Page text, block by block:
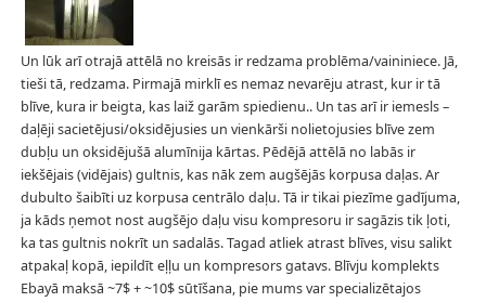
Un lūk arī otrajā attēlā no kreisās ir redzama problēma/vaininiece. Jā,
tieši tā, redzama. Pirmajā mirklī es nemaz nevarēju atrast, kur ir tā
blīve, kura ir beigta, kas laiž garām spiedienu.. Un tas arī ir iemesls –
daļēji sacietējusi/oksidējusies un vienkārši nolietojusies blīve zem
dubļu un oksidējušā alumīnija kārtas. Pēdējā attēlā no labās ir
iekšējais (vidējais) gultnis, kas nāk zem augšējās korpusa daļas. Ar
dubulto šaibīti uz korpusa centrālo daļu. Tā ir tikai piezīme gadījuma,
ja kāds ņemot nost augšējo daļu visu kompresoru ir sagāzis tik ļoti,
ka tas gultnis nokrīt un sadalās. Tagad atliek atrast blīves, visu salikt
atpakaļ kopā, iepildīt eļļu un kompresors gatavs. Blīvju komplekts
Ebayā maksā ~7$ + ~10$ sūtīšana, pie mums var specializētajos